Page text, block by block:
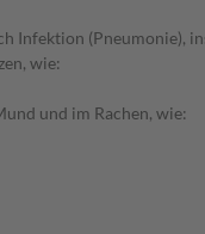
Infektion (Pneumonie),
wie:
und im Rachen, wie: